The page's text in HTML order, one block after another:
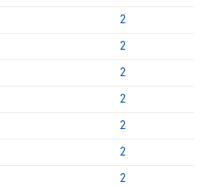
2
2
2
2
2
2
2